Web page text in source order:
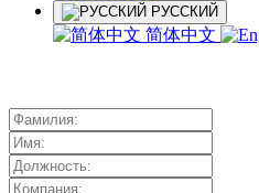
РУССКИЙ
简体中文